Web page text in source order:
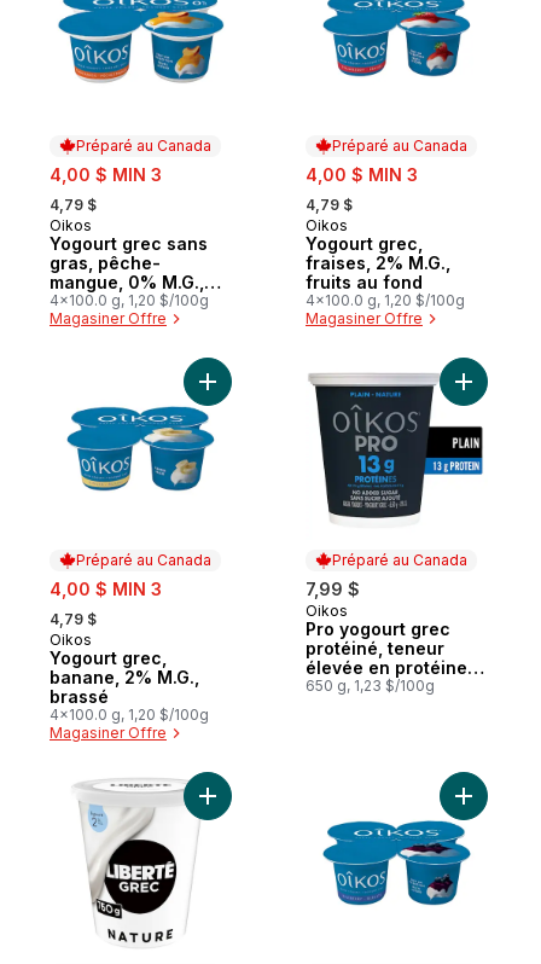
Préparé au Canada
sale:
4,00 $ MIN 3
, formerly:
4,79 $
Préparé au Canada
Oikos
Yogourt grec sans
gras, pêche-
mangue, 0% M.G.,
fruits au fond
4x100.0 g, 1,20 $/100g
Magasiner Offre
Préparé au Canada
sale:
4,00 $ MIN 3
, formerly:
4,79 $
Préparé au Canada
Oikos
Yogourt grec,
fraises, 2% M.G.,
fruits au fond
4x100.0 g, 1,20 $/100g
Magasiner Offre
Préparé au Canada
sale:
4,00 $ MIN 3
, formerly:
4,79 $
Préparé au Canada
Oikos
Yogourt grec,
banane, 2% M.G.,
brassé
4x100.0 g, 1,20 $/100g
Magasiner Offre
Ajouter Yogourt grec, banane, 2% M.G.,
Préparé au Canada
7,99 $
Préparé au Canada
Oikos
Pro yogourt grec
protéiné, teneur
élevée en protéines,
nature
650 g, 1,23 $/100g
Ajouter
Ajouter Grec Yogourt 2 %, Nature,Ajouter